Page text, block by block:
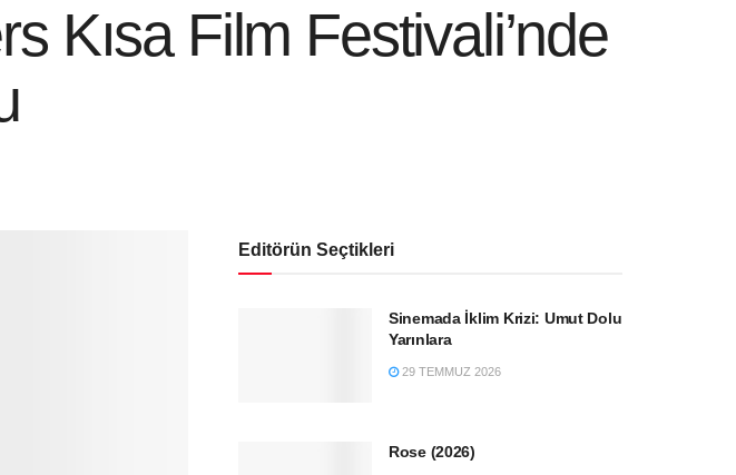
Kısa Film Festivali’nde
Editörün Seçtikleri
Sinemada İklim Krizi: Umut Dolu
Yarınlara
29 TEMMUZ 2026
Rose (2026)